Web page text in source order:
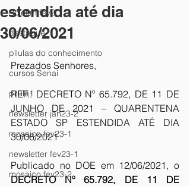
Boletim fev2
destaque
pílulas do conhecimento
cursos Senai
pilula1
newsletter jan23-2
mosaico fev23-1
newsletter fev23-1
mosaico fev23-2
estendida até dia
30/06/2021
Prezados Senhores,
REF.: DECRETO Nº 65.792, DE 11 DE
JUNHO DE 2021 – QUARENTENA
ESTADO SP ESTENDIDA ATÉ DIA
30/06/2021
DECRETO Nº 65.792, DE 11 DE